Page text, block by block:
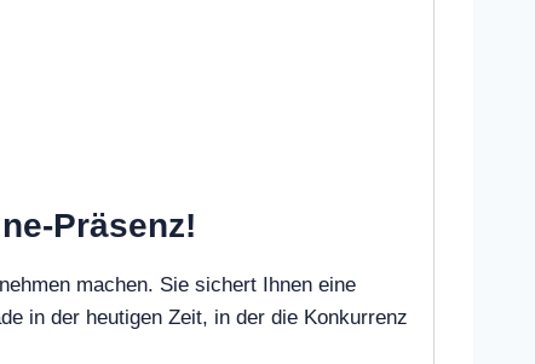
Präsenz!
machen. Sie sichert Ihnen eine
in der heutigen Zeit, in der die Konkurrenz